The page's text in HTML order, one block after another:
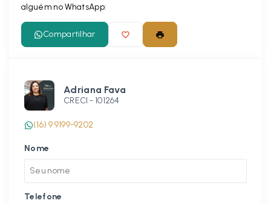
alguém no WhatsApp:
Compartilhar
Adriana Fava
CRECI - 101264
(16) 9 9199-9202
Nome
Telefone